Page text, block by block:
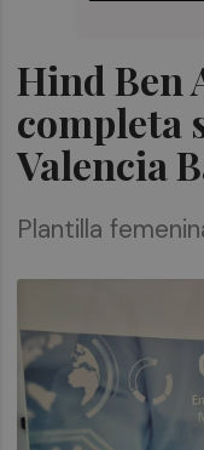
Hind Ben
completa
Valencia
Plantilla